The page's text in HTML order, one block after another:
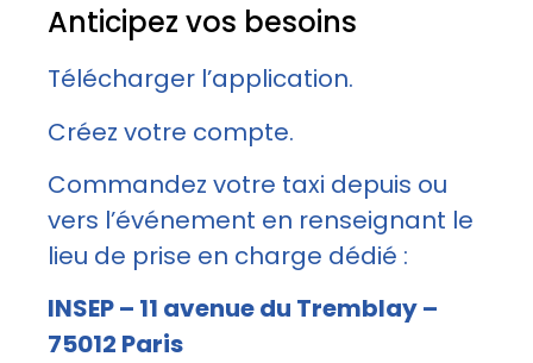
Anticipez vos besoins
Télécharger l’application.
Créez votre compte.
Commandez votre taxi depuis ou
vers l’événement en renseignant le
lieu de prise en charge dédié :
INSEP – 11 avenue du Tremblay –
75012 Paris